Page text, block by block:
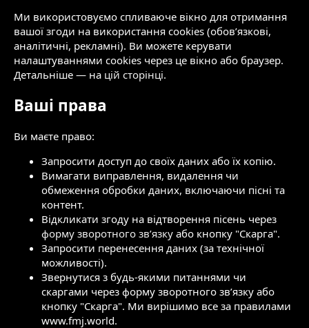
Ми використовуємо спливаюче вікно для отримання
вашої згоди на використання cookies (обов’язкові,
аналітичні, рекламні). Ви можете керувати
налаштуваннями cookies через це вікно або браузер.
Детальніше — на цій сторінці.
Ваші права
Ви маєте право:
Запросити доступ до своїх даних або їх копію.
Вимагати виправлення, видалення чи
обмеження обробки даних, включаючи пісні та
контент.
Відкликати згоду на відтворення пісень через
форму зворотного зв’язку або кнопку "Скарга".
Запросити перенесення даних (за технічної
можливості).
Звернутися з будь-якими питаннями чи
скаргами через форму зворотного зв’язку або
кнопку "Скарга". Ми вирішимо все за правилами
www.fmj.world.